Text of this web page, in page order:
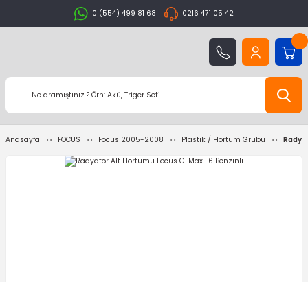
0 (554) 499 81 68 0216 471 05 42
Anasayfa FOCUS Focus 2005-2008 Plastik / Hortum Grubu